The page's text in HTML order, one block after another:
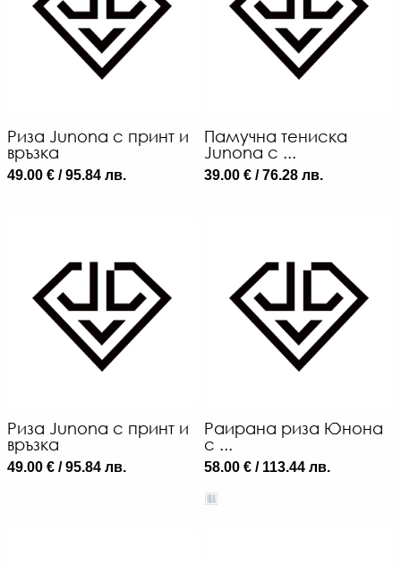
Риза Junona с принт и
връзка
49.00 € / 95.84 лв.
Памучна тениска
Junona с ...
39.00 € / 76.28 лв.
Риза Junona с принт и
връзка
49.00 € / 95.84 лв.
Раирана риза Юнона
с ...
58.00 € / 113.44 лв.